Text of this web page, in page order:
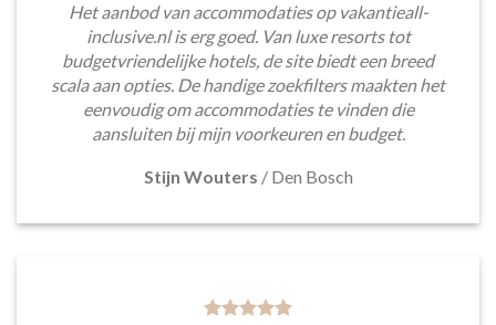
Het aanbod van accommodaties op vakantieall-
inclusive.nl is erg goed. Van luxe resorts tot
budgetvriendelijke hotels, de site biedt een breed
scala aan opties. De handige zoekfilters maakten het
eenvoudig om accommodaties te vinden die
aansluiten bij mijn voorkeuren en budget.
Stijn Wouters / Den Bosch